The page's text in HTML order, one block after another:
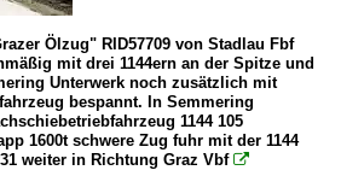
Ölzug" RID57709 von Stadlau Fbf
mit drei 1144ern an der Spitze und
Unterwerk noch zusätzlich mit
bespannt. In Semmering
1144 105
1600t schwere Zug fuhr mit der 1144
weiter in Richtung Graz Vbf 